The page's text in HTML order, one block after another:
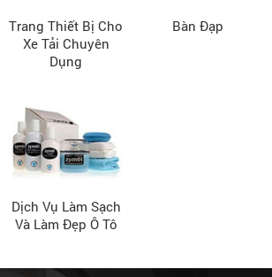
Trang Thiết Bị Cho
Xe Tải Chuyên
Dụng
Bàn Đạp
Dịch Vụ Làm Sạch
Và Làm Đẹp Ô Tô